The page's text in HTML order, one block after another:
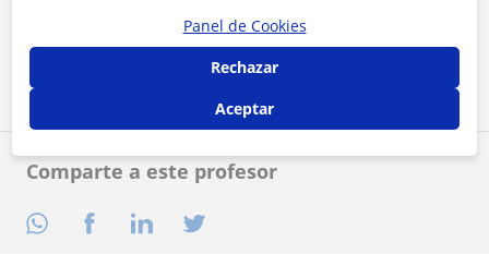
Comparte a este profesor
Contactar ahora
Panel de Cookies
Rechazar
Aceptar